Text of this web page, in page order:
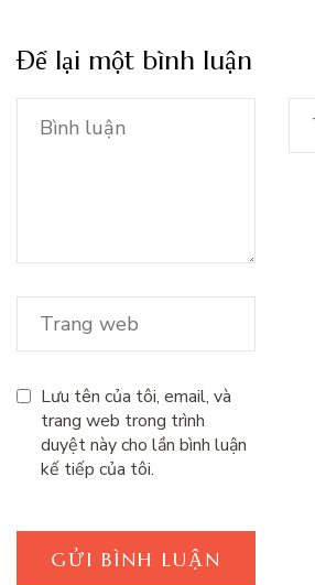
Để lại một bình luận
Lưu tên của tôi, email, và
trang web trong trình
duyệt này cho lần bình luận
kế tiếp của tôi.